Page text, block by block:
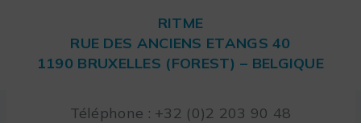
RITME
RUE DES ANCIENS ETANGS 40
1190 BRUXELLES (FOREST) – BELGIQUE
Téléphone : +32 (0)2 203 90 48